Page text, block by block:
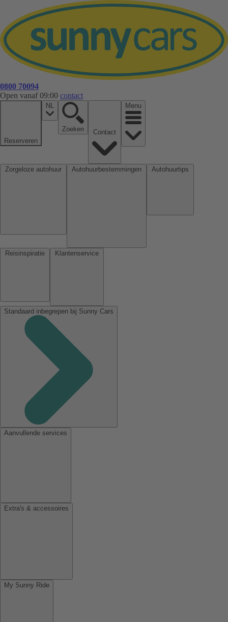
0800 70094
Open vanaf 09:00 contact
Reserveren
NL
Zoeken
Menu
Standaard inbegrepen bij Sunny Cars
Aanvullende services
Extra's & accessoires
My Sunny Ride